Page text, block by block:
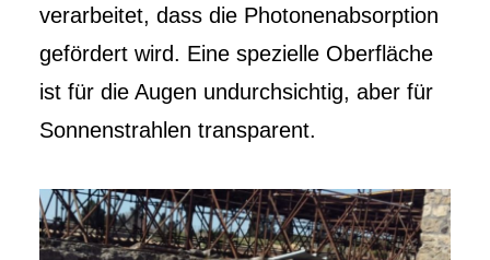
verarbeitet, dass die Photonenabsorption
gefördert wird. Eine spezielle Oberfläche
ist für die Augen undurchsichtig, aber für
Sonnenstrahlen transparent.